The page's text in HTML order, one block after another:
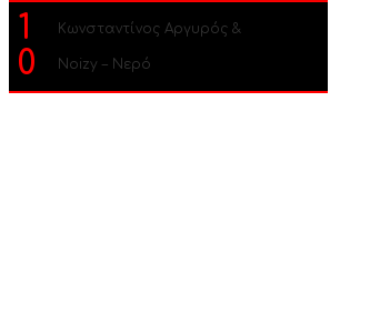
1
0
Κωνσταντίνος Αργυρός &
Noizy – Νερό